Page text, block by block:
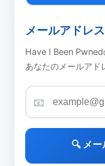
メールアドレ
Have I Been Pwned
あなたのメールアド
📧
🔍 メ